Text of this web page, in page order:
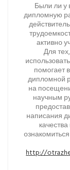
Были ли у
дипломную
активно
Для
помогает
дипломной
на
научным
написания
http://